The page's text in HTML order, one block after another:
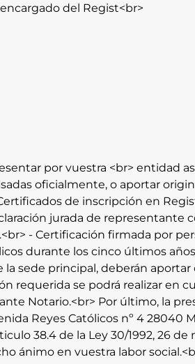
del Regist<br>
por vuestra <br> entidad
oficialmente, o aportar
de inscripción en
jurada de representante
- Certificación firmada por
durante los cinco últimos
sede principal, deberán
se podrá realizar en
Notario.<br> Por último, la
Reyes Católicos nº 4 28040
38.4 de la Ley 30/1992, 26
en vuestra labor